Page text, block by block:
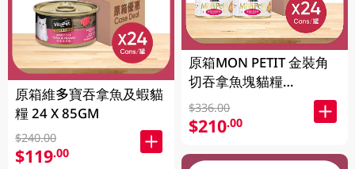
原箱維多寶吞拿魚及蝦貓
糧 24 X 85GM
$240.00
$119.00
原箱MON PETIT 金裝角
切吞拿魚塊貓糧
24X85GM
$336.00
$210.00